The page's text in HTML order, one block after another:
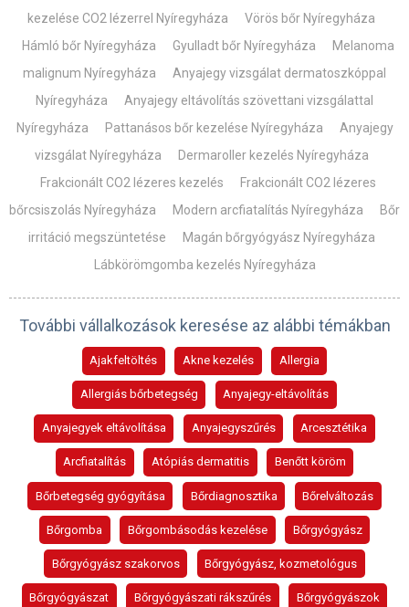
kezelése CO2 lézerrel Nyíregyháza
Vörös bőr Nyíregyháza
Hámló bőr Nyíregyháza
Gyulladt bőr Nyíregyháza
Melanoma
malignum Nyíregyháza
Anyajegy vizsgálat dermatoszkóppal
Nyíregyháza
Anyajegy eltávolítás szövettani vizsgálattal
Nyíregyháza
Pattanásos bőr kezelése Nyíregyháza
Anyajegy
vizsgálat Nyíregyháza
Dermaroller kezelés Nyíregyháza
Frakcionált CO2 lézeres kezelés
Frakcionált CO2 lézeres
bőrcsiszolás Nyíregyháza
Modern arcfiatalítás Nyíregyháza
Bőr
irritáció megszüntetése
Magán bőrgyógyász Nyíregyháza
Lábkörömgomba kezelés Nyíregyháza
További vállalkozások keresése az alábbi témákban
Ajakfeltöltés Akne kezelés Allergia
Allergiás bőrbetegség Anyajegy-eltávolítás
Anyajegyek eltávolítása Anyajegyszűrés Arcesztétika
Arcfiatalítás Atópiás dermatitis Benőtt köröm
Bőrbetegség gyógyítása Bőrdiagnosztika Bőrelváltozás
Bőrgomba Bőrgombásodás kezelése Bőrgyógyász
Bőrgyógyász szakorvos Bőrgyógyász, kozmetológus
Bőrgyógyászat Bőrgyógyászati rákszűrés Bőrgyógyászok